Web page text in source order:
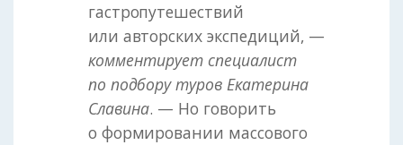
гастропутешествий
или авторских экспедиций, —
комментирует специалист
по подбору туров Екатерина
Славина. — Но говорить
о формировании массового